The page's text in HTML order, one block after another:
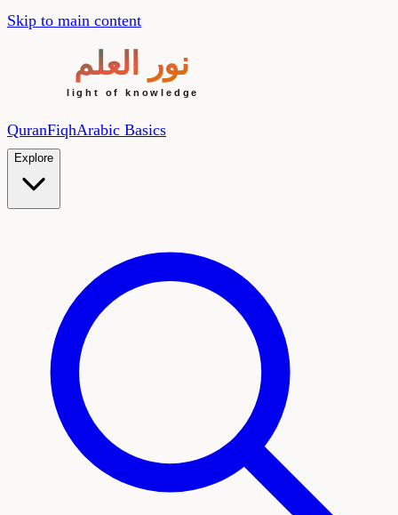
Skip to main content
QuranFiqhArabic Basics
Explore